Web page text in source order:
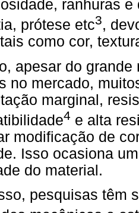
ranhuras
prótese etc3,
como cor,
apesar do
no mercado,
marginal,
4 e alta
modificação de
Isso ocasiona
do material.
pesquisas têm